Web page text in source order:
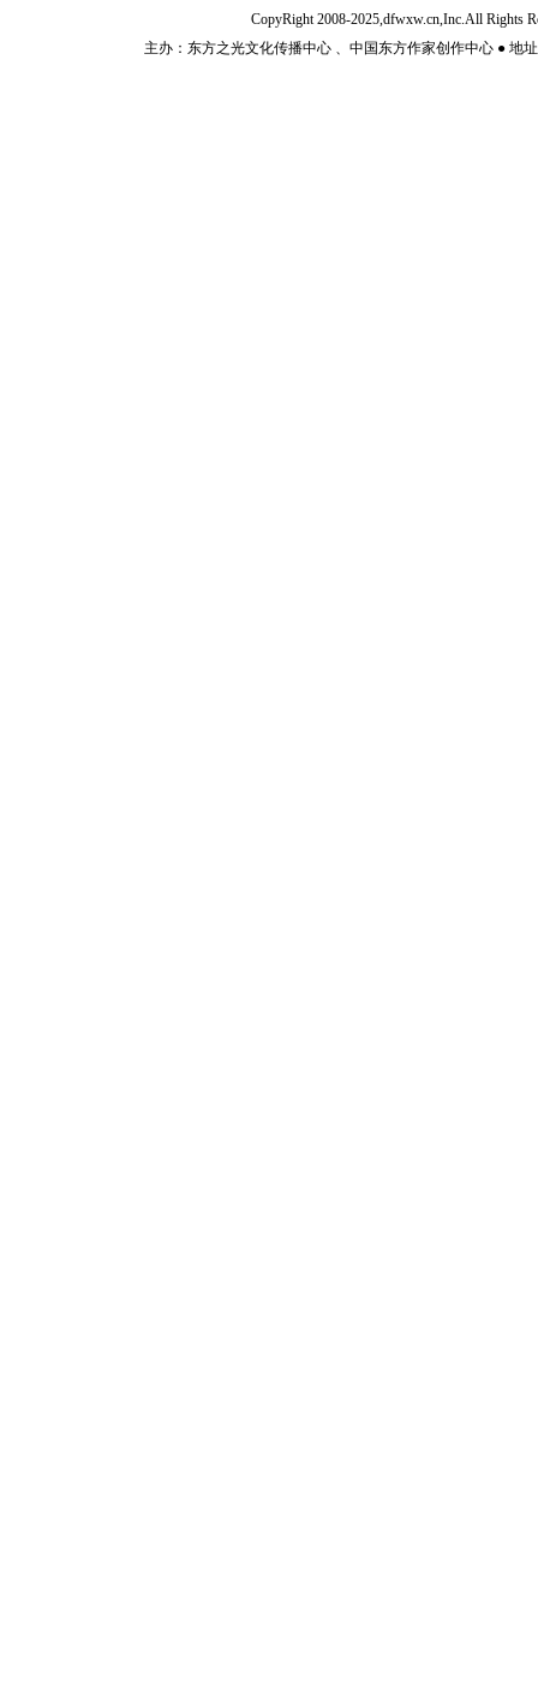
CopyRight 2008-2025,dfwxw.cn,Inc.All Rights
主办：东方之光文化传播中心 、中国东方作家创作中心 ● 地